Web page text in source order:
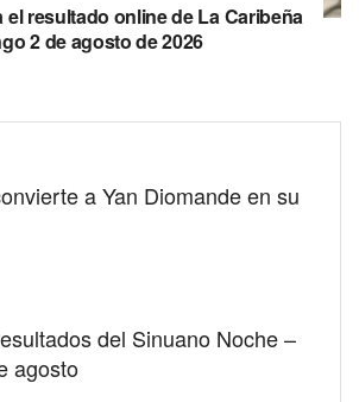
resultado online de La Caribeña
2 de agosto de 2026
a Yan Diomande en su
del Sinuano Noche –
agosto